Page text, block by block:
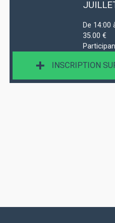
De 14:00
35.00 €
INSCRIPTION